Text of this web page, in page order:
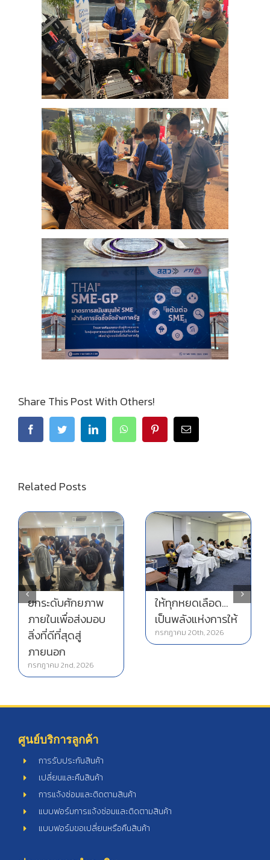
Share This Post With Others!
Related Posts
ทุกหยดเลือด…
นพลังแห่งการให้
กฎาคม 20th, 2026
การฝึกซ้อมอพยพ
หนีไฟ ประจำปี 2569
กรกฎาคม 13th, 2026
ยกร
ภาย
ภาย
ศูนย์บริการลูกค้า
เปลี่ยนและคืนสินค้า
การแจ้งซ่อมและติดตามสินค้า
แบบฟอร์มการแจ้งซ่อมและติดตามสินค้า
แบบฟอร์มขอเปลี่ยนหรือคืนสินค้า
ช่องทางการชำระเงิน